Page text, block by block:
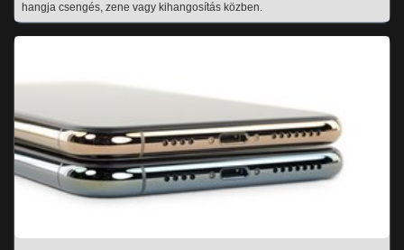
hangja csengés, zene vagy kihangosítás közben.